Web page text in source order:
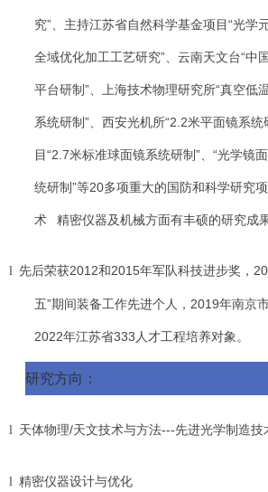
究”、主持江苏省自然科学基金项目“光学
全域优化加工工艺研究”、云南天文台“中
平台研制”、上海技术物理研究所“真空低
系统研制”、西安光机所“2.2米平面镜系
目“2.7米标准球面镜系统研制”、“光学镜
统研制”等20多项重大的国防和科学研究
术 精密仪器及机械方面有丰硕的研究成果
l 先后荣获2012和2015年军队科技进步奖，
五”期间装备工作先进个人，2019年南京
2022年江苏省333人才工程培养对象。
研究方向：
l 天体物理/天文技术与方法---先进光学制造技
l 精密仪器设计与优化